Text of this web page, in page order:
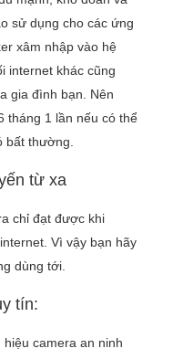
sử dụng cho các ứng
xâm nhập vào hệ
internet khác cũng
gia đình bạn. Nên
tháng 1 lần nếu có thể
bất thường.
từ xa
chỉ đạt được khi
Vì vậy bạn hãy
dùng tới.
tín:
camera an ninh